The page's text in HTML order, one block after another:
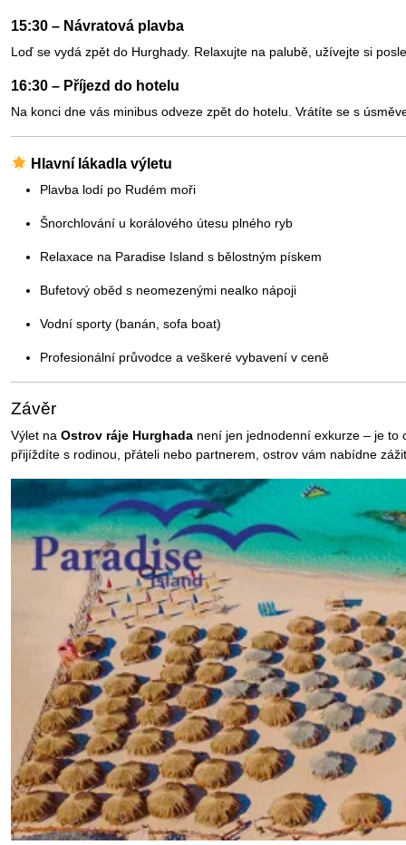
15:30 – Návratová plavba
Loď se vydá zpět do Hurghady. Relaxujte na palubě, užívejte si
16:30 – Příjezd do hotelu
Na konci dne vás minibus odveze zpět do hotelu. Vrátíte se s
Hlavní lákadla výletu
Plavba lodí po Rudém moři
Šnorchlování u korálového útesu plného ryb
Relaxace na Paradise Island s bělostným pískem
Bufetový oběd s neomezenými nealko nápoji
Vodní sporty (banán, sofa boat)
Profesionální průvodce a veškeré vybavení v ceně
Závěr
Výlet na Ostrov ráje Hurghada není jen jednodenní exkurze – je to
přijíždíte s rodinou, přáteli nebo partnerem, ostrov vám nabídne